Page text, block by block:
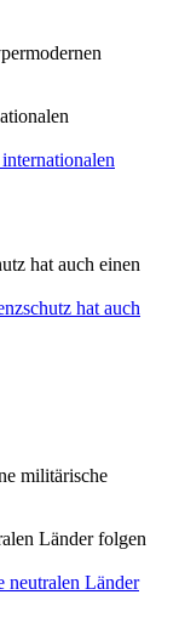
hat auch einen
hat auch
Länder folgen
neutralen Länder